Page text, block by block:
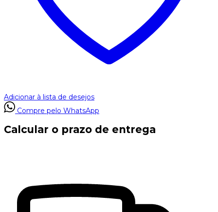
Adicionar à lista de desejos
Compre pelo WhatsApp
Calcular o prazo de entrega